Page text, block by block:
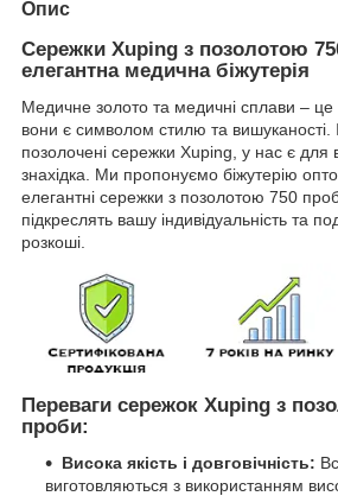
Опис
Сережки Xuping з позолотою
елегантна медична біжутерія
Медичне золото та медичні сплави – це
вони є символом стилю та вишуканості.
позолочені сережки Xuping, у нас є для
знахідка. Ми пропонуємо біжутерію
елегантні сережки з позолотою 750
підкреслять вашу індивідуальність та
розкоші.
Переваги сережок Xuping з
проби:
Висока якість і довговічність:
виготовляються з використанням